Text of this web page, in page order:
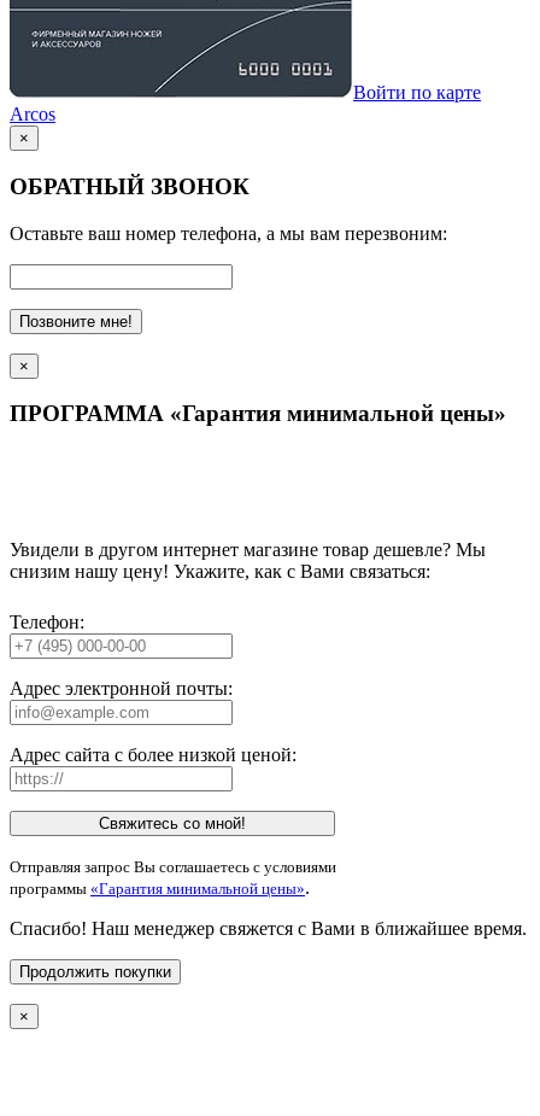
Войти по карте
Arcos
×
ОБРАТНЫЙ ЗВОНОК
Оставьте ваш номер телефона, а мы вам перезвоним:
Позвоните мне!
×
ПРОГРАММА «Гарантия минимальной цены»
Увидели в другом интернет магазине товар дешевле? Мы
снизим нашу цену! Укажите, как с Вами связаться:
Телефон:
Адрес электронной почты:
Адрес сайта с более низкой ценой:
Свяжитесь со мной!
Отправляя запрос Вы соглашаетесь с условиями
программы «Гарантия минимальной цены».
Спасибо! Наш менеджер свяжется с Вами в ближайшее время.
Продолжить покупки
×